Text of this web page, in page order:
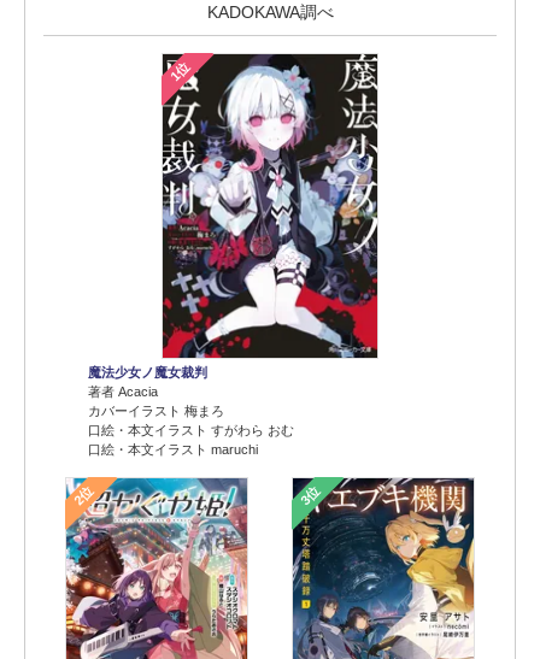
KADOKAWA調べ
1位
魔法少女ノ魔女裁判
著者 Acacia
カバーイラスト 梅まろ
口絵・本文イラスト すがわら おむ
口絵・本文イラスト maruchi
2位 3位